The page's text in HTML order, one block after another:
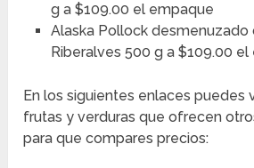
g a $109.00 el empaque
Alaska Pollock desmenuzado
Riberalves 500 g a $109.00
En los siguientes enlaces puedes
frutas y verduras que ofrecen
para que compares precios: